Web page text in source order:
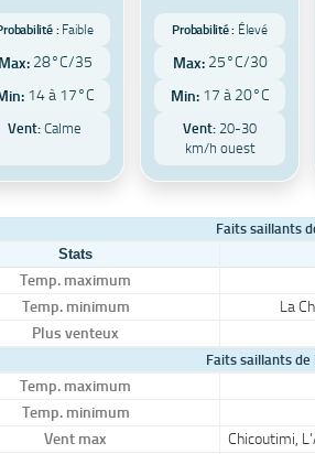
: Faible
28°C/35
14 à 17°C
Vent: Calme
Probabilité : Élevé
Max: 25°C/30
Min: 17 à 20°C
Vent: 20-30
km/h ouest
Faits saillants
Stats
Temp. maximum
Temp. minimum
La
Plus venteux
Faits saillants de
Temp. maximum
Temp. minimum
Vent max
Chicoutimi,